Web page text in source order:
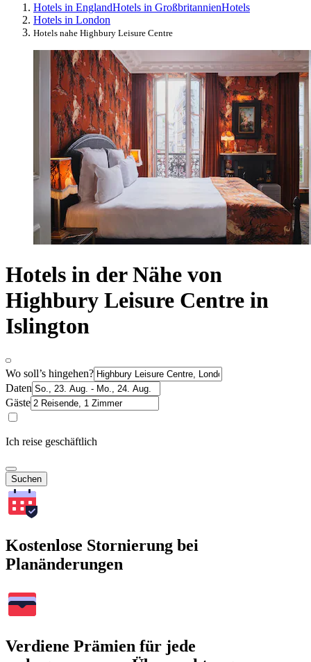
Hotels in EnglandHotels in GroßbritannienHotels
Hotels in London
Hotels nahe Highbury Leisure Centre
Hotels in der Nähe von
Highbury Leisure Centre in
Islington
Wo soll’s hingehen?
Daten
Gäste
Ich reise geschäftlich
Suchen
Kostenlose Stornierung bei
Planänderungen
Verdiene Prämien für jede